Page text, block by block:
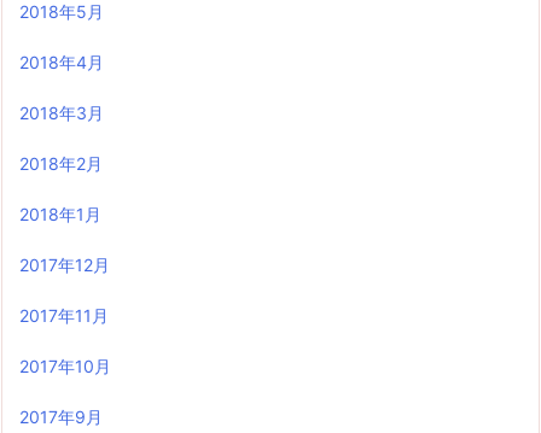
2018年5月
2018年4月
2018年3月
2018年2月
2018年1月
2017年12月
2017年11月
2017年10月
2017年9月